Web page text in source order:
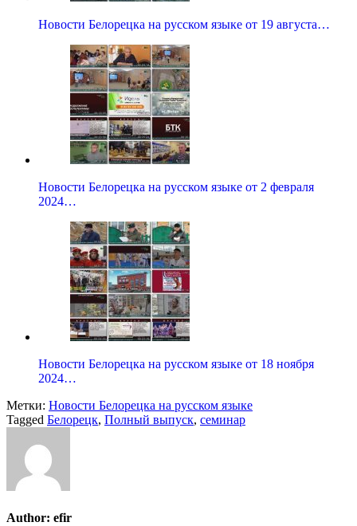
Новости Белорецка на русском языке от 19 августа…
Новости Белорецка на русском языке от 2 февраля
2024…
Новости Белорецка на русском языке от 18 ноября
2024…
Метки: Новости Белорецка на русском языке
Tagged Белорецк, Полный выпуск, семинар
Author: efir